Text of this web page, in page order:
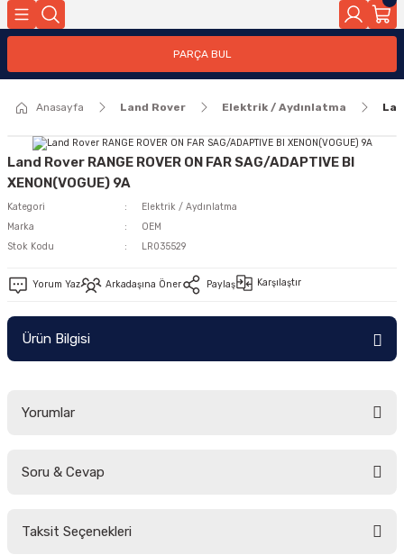
PARÇA BUL
Anasayfa Land Rover Elektrik / Aydınlatma
Land Rover RANGE ROVER ON FAR SAG/ADAPTIVE BI
XENON(VOGUE) 9A
Kategori
Elektrik / Aydınlatma
Marka
OEM
Stok Kodu
LR035529
Yorum Yaz Arkadaşına Öner Paylaş Karşılaştır
Ürün Bilgisi
Yorumlar
Soru & Cevap
Taksit Seçenekleri